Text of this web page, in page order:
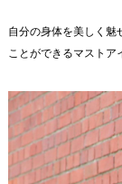
自分の身体を美しく魅
ことができるマストア